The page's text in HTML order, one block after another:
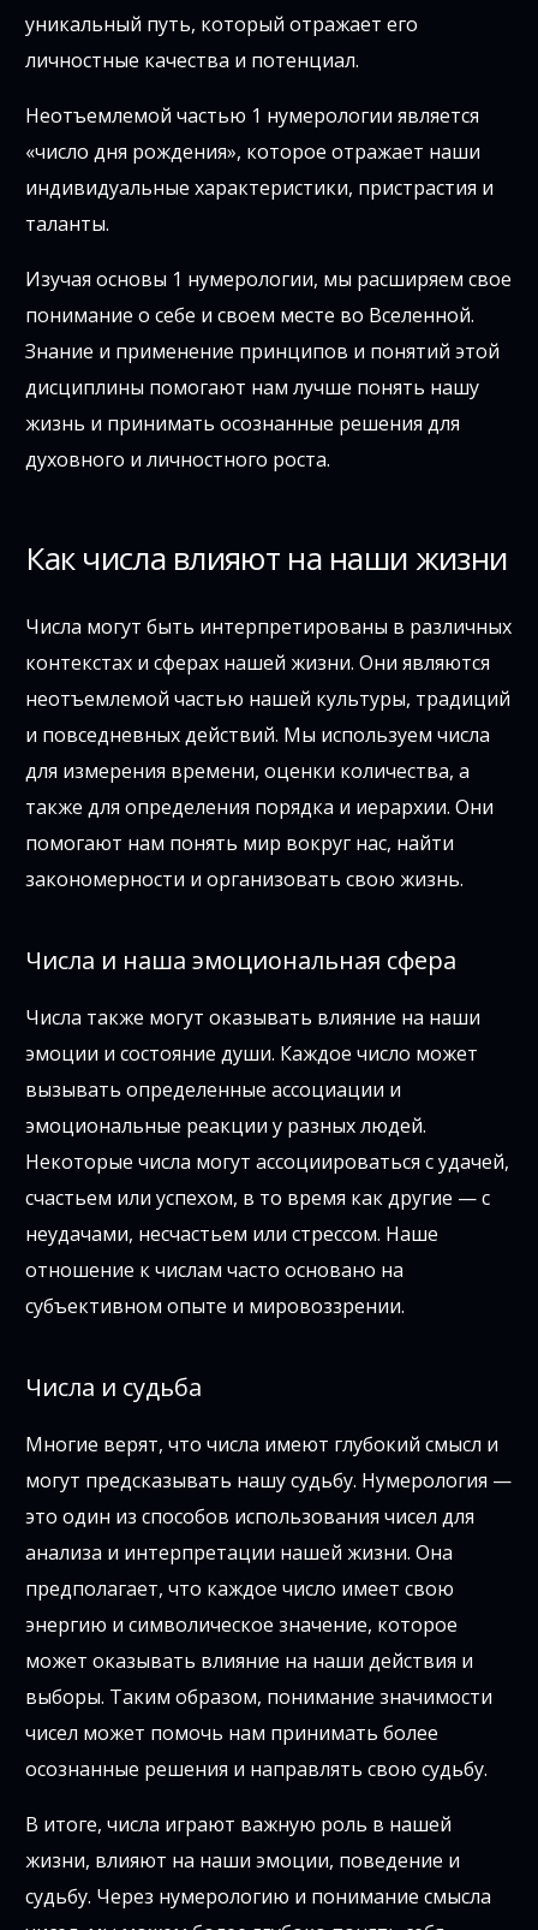
уникальный путь, который отражает его
личностные качества и потенциал.
Неотъемлемой частью 1 нумерологии является
«число дня рождения», которое отражает наши
индивидуальные характеристики, пристрастия и
таланты.
Изучая основы 1 нумерологии, мы расширяем свое
понимание о себе и своем месте во Вселенной.
Знание и применение принципов и понятий этой
дисциплины помогают нам лучше понять нашу
жизнь и принимать осознанные решения для
духовного и личностного роста.
Как числа влияют на наши жизни
Числа могут быть интерпретированы в различных
контекстах и сферах нашей жизни. Они являются
неотъемлемой частью нашей культуры, традиций
и повседневных действий. Мы используем числа
для измерения времени, оценки количества, а
также для определения порядка и иерархии. Они
помогают нам понять мир вокруг нас, найти
закономерности и организовать свою жизнь.
Числа и наша эмоциональная сфера
Числа также могут оказывать влияние на наши
эмоции и состояние души. Каждое число может
вызывать определенные ассоциации и
эмоциональные реакции у разных людей.
Некоторые числа могут ассоциироваться с удачей,
счастьем или успехом, в то время как другие — с
неудачами, несчастьем или стрессом. Наше
отношение к числам часто основано на
субъективном опыте и мировоззрении.
Числа и судьба
Многие верят, что числа имеют глубокий смысл и
могут предсказывать нашу судьбу. Нумерология —
это один из способов использования чисел для
анализа и интерпретации нашей жизни. Она
предполагает, что каждое число имеет свою
энергию и символическое значение, которое
может оказывать влияние на наши действия и
выборы. Таким образом, понимание значимости
чисел может помочь нам принимать более
осознанные решения и направлять свою судьбу.
В итоге, числа играют важную роль в нашей
жизни, влияют на наши эмоции, поведение и
судьбу. Через нумерологию и понимание смысла